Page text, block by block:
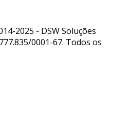
2025 - DSW Soluções
0001-67. Todos os